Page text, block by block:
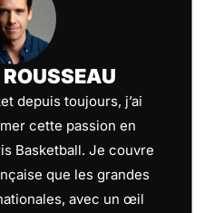
depuis toujours, j’ai
cette passion en
Basketball. Je couvre
que les grandes
avec un œil